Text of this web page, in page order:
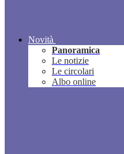
Novità
Panoramica
Le notizie
Le circolari
Albo online